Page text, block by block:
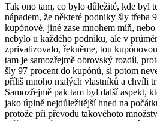
Tak ono tam, co bylo důležité, kde byl
nápadem, že některé podniky šly třeba
kupónové, jiné zase mnohem míň,
nebylo u každého podniku, ale v
zprivatizovalo, řekněme, tou
tam je samozřejmě obrovský rozdíl,
šly 97 procent do kupónů, si potom
příliš mnoho malých vlastníků a chvíli
Samozřejmě pak tam byl další aspekt,
jako úplně nejdůležitější hned na
protože při převodu takovéhoto